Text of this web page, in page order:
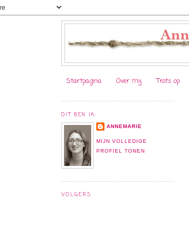
Startpagina Over mij Trots op
DIT BEN IK:
ANNEMARIE
MIJN VOLLEDIGE
PROFIEL TONEN
VOLGERS